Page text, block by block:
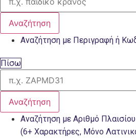
Αναζήτηση
Αναζήτηση με Περιγραφή ή
Πίσω
Αναζήτηση
Αναζήτηση με Αριθμό Πλαισίου
(6+ Χαρακτήρες, Μόνο